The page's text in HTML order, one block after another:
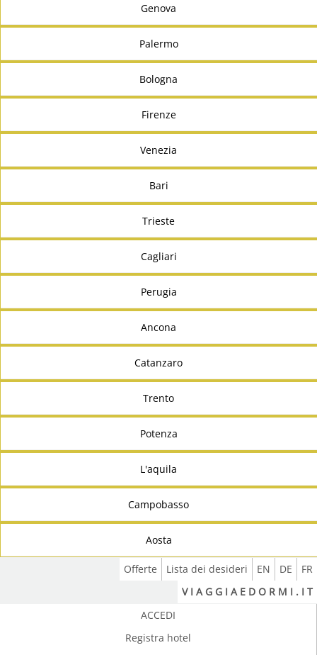
Genova
Palermo
Bologna
Firenze
Venezia
Bari
Trieste
Cagliari
Perugia
Ancona
Catanzaro
Trento
Potenza
L'aquila
Campobasso
Aosta
FR
DE
EN
Lista dei desideri
Offerte
V I A G G I A E D O R M I . I T
ACCEDI
Registra hotel